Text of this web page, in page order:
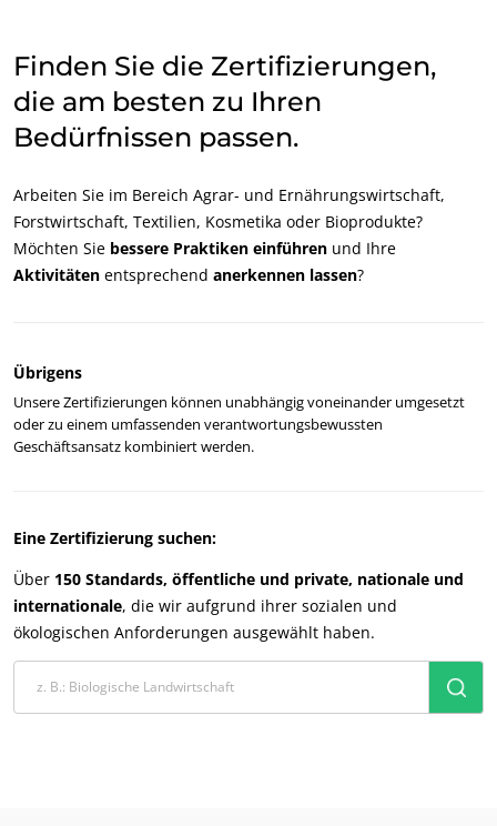
Südkorea (Koreanisch)
Amerika
Brasilien (Portugiesisch)
Chile (Spanisch)
Kanada (Englisch)
Mexiko (Spanisch)
Peru (Spanisch)
Europa
Frankreich (Französisch)
Italien (Italienisch)
Rumänien (Rumänisch)
Finden Sie die Zertifizierungen,
die am besten zu Ihren
Bedürfnissen passen.
Arbeiten Sie im Bereich Agrar- und Ernährungswirtschaft,
Forstwirtschaft, Textilien, Kosmetika oder Bioprodukte?
Möchten Sie bessere Praktiken einführen und Ihre
Aktivitäten entsprechend anerkennen lassen?
Übrigens
Unsere Zertifizierungen können unabhängig voneinander umgesetzt
oder zu einem umfassenden verantwortungsbewussten
Geschäftsansatz kombiniert werden.
Eine Zertifizierung suchen:
Über 150 Standards, öffentliche und private, nationale und
internationale, die wir aufgrund ihrer sozialen und
ökologischen Anforderungen ausgewählt haben.